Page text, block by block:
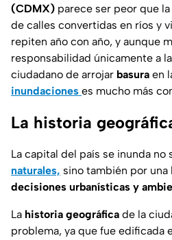
(CDMX) parece ser peor que
de calles convertidas en ríos y
repiten año con año, y aunque
responsabilidad únicamente a
ciudadano de arrojar basura en
inundaciones es mucho más
La historia
La capital del país se inunda no
naturales, sino también por una
decisiones urbanísticas y
La historia geográfica de la
problema, ya que fue edificada